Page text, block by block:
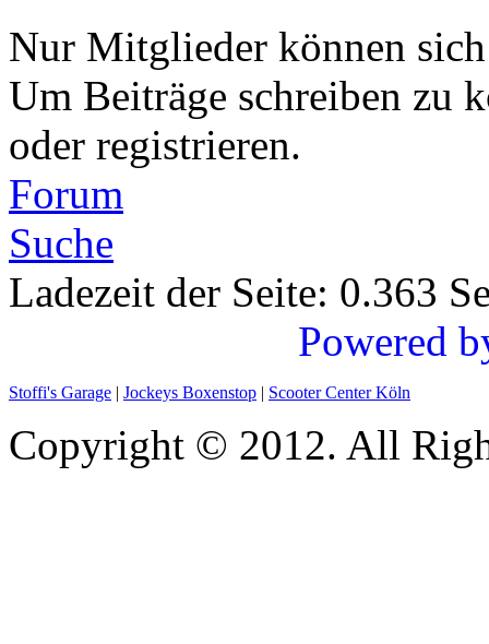
Nur Mitglieder können
Um Beiträge schreiben zu
oder registrieren.
Forum
Suche
Ladezeit der Seite: 0.363
Powered
Stoffi's Garage | Jockeys Boxenstop | Scooter Center Köln
Copyright © 2012. All